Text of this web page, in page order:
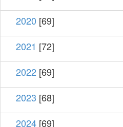
2020 [69]
2021 [72]
2022 [69]
2023 [68]
2024 [69]